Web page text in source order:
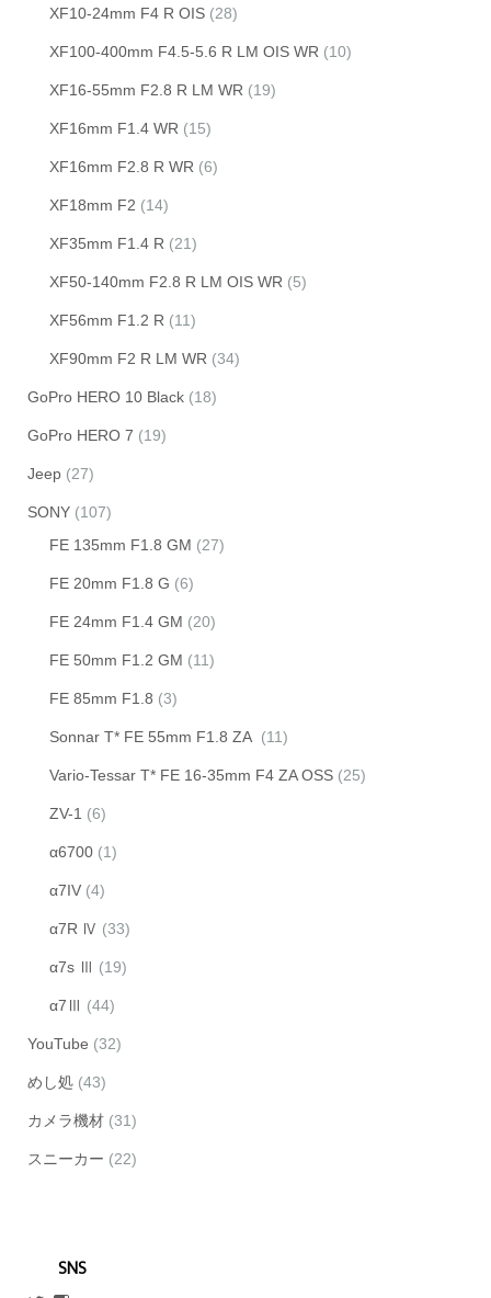
XF10-24mm F4 R OIS (28)
XF100-400mm F4.5-5.6 R LM OIS WR (10)
XF16-55mm F2.8 R LM WR (19)
XF16mm F1.4 WR (15)
XF16mm F2.8 R WR (6)
XF18mm F2 (14)
XF35mm F1.4 R (21)
XF50-140mm F2.8 R LM OIS WR (5)
XF56mm F1.2 R (11)
XF90mm F2 R LM WR (34)
GoPro HERO 10 Black (18)
GoPro HERO 7 (19)
Jeep (27)
SONY (107)
FE 135mm F1.8 GM (27)
FE 20mm F1.8 G (6)
FE 24mm F1.4 GM (20)
FE 50mm F1.2 GM (11)
FE 85mm F1.8 (3)
Sonnar T* FE 55mm F1.8 ZA (11)
Vario-Tessar T* FE 16-35mm F4 ZA OSS (25)
ZV-1 (6)
α6700 (1)
α7IV (4)
α7R Ⅳ (33)
α7s Ⅲ (19)
α7Ⅲ (44)
YouTube (32)
めし処 (43)
カメラ機材 (31)
スニーカー (22)
SNS